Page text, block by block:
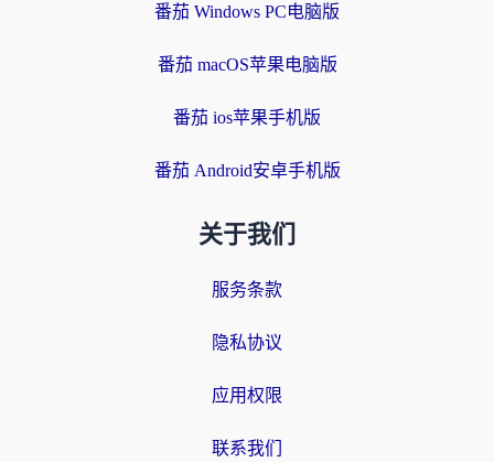
番茄 Windows PC电脑版
番茄 macOS苹果电脑版
番茄 ios苹果手机版
番茄 Android安卓手机版
关于我们
服务条款
隐私协议
应用权限
联系我们